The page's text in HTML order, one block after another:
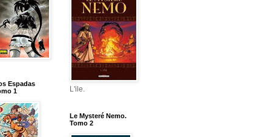
Espadas
1
L'ile.
Le Mysteré Nemo.
Tomo 2